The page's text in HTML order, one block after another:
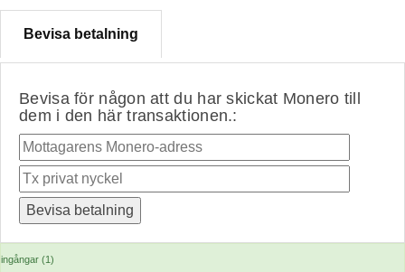
Bevisa betalning
Bevisa för någon att du har skickat Monero till
dem i den här transaktionen.:
ingångar (1)